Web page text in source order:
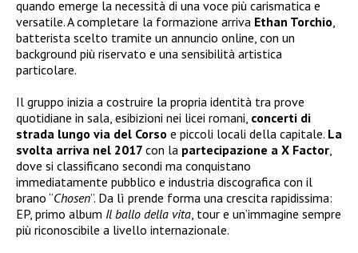
quando emerge la necessità di una voce più carismatica e
versatile. A completare la formazione arriva Ethan Torchio
batterista scelto tramite un annuncio online, con un
background più riservato e una sensibilità artistica
particolare.
Il gruppo inizia a costruire la propria identità tra prove
quotidiane in sala, esibizioni nei licei romani, concerti di
strada lungo via del Corso e piccoli locali della capitale. La
svolta arriva nel 2017 con la partecipazione a X Factor
dove si classificano secondi ma conquistano
immediatamente pubblico e industria discografica con il
brano “Chosen”. Da lì prende forma una crescita rapidissima:
EP, primo album Il ballo della vita , tour e un’immagine sempre
più riconoscibile a livello internazionale.